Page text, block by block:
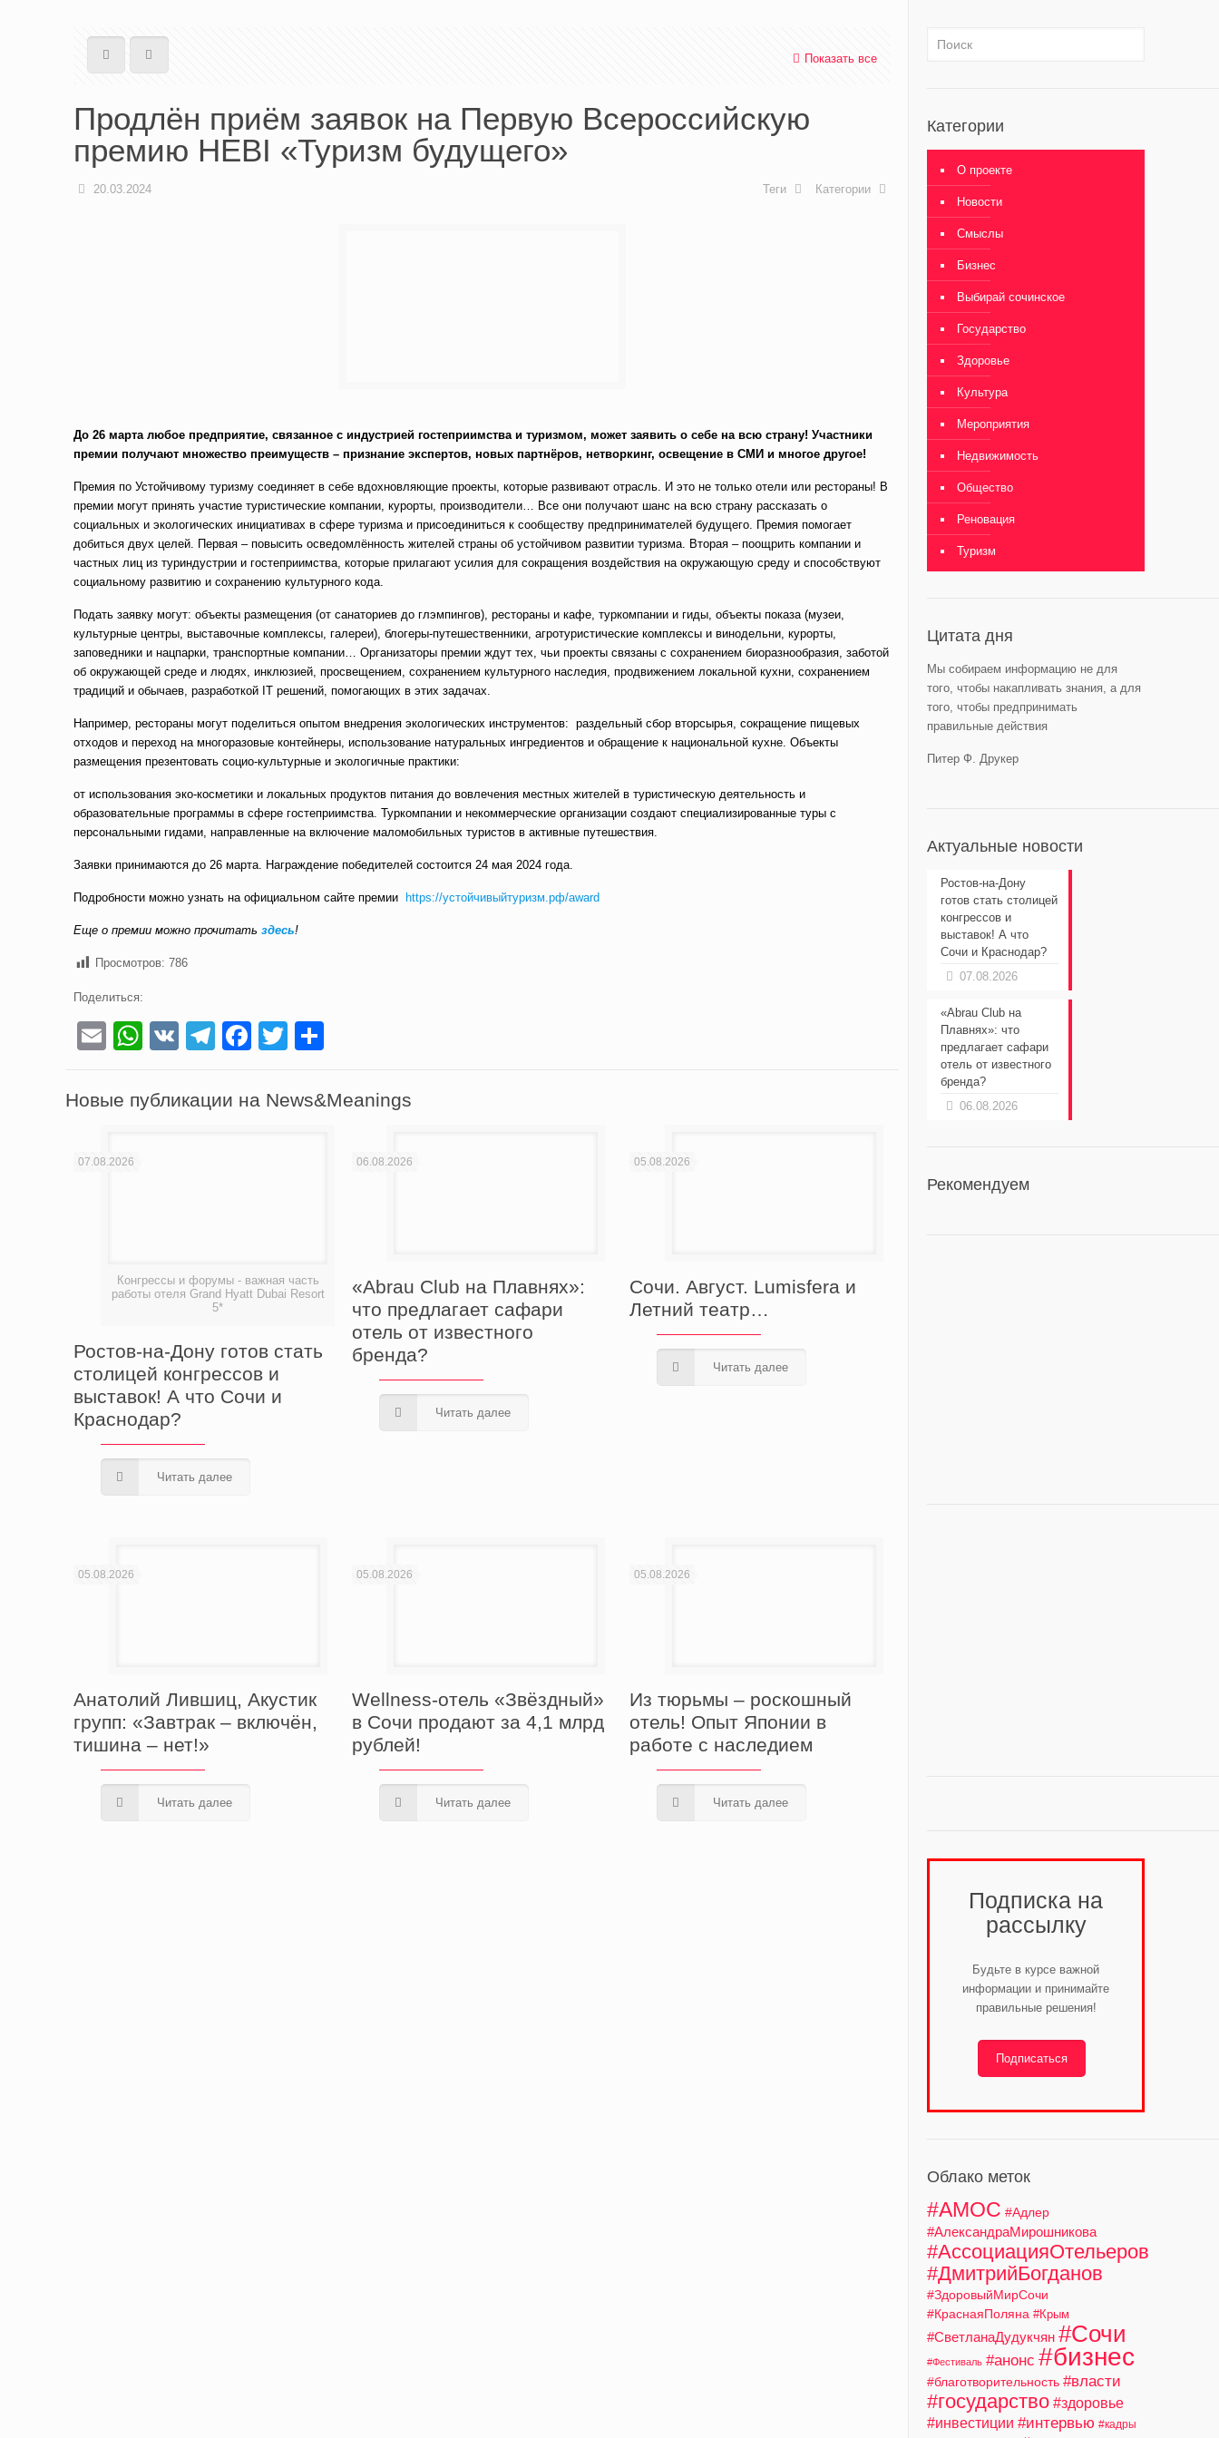
Показать все
Продлён приём заявок на Первую Всероссийскую
премию HEBI «Туризм будущего»
20.03.2024 Категории
Теги
До 26 марта любое предприятие, связанное с индустрией гостеприимства и туризмом, может заявить о себе на всю страну! Участники
премии получают множество преимуществ – признание экспертов, новых партнёров, нетворкинг, освещение в СМИ и многое другое!
Премия по Устойчивому туризму соединяет в себе вдохновляющие проекты, которые развивают отрасль. И это не только отели или рестораны! В
премии могут принять участие туристические компании, курорты, производители… Все они получают шанс на всю страну рассказать о
социальных и экологических инициативах в сфере туризма и присоединиться к сообществу предпринимателей будущего. Премия помогает
добиться двух целей. Первая – повысить осведомлённость жителей страны об устойчивом развитии туризма. Вторая – поощрить компании и
частных лиц из туриндустрии и гостеприимства, которые прилагают усилия для сокращения воздействия на окружающую среду и способствуют
социальному развитию и сохранению культурного кода.
Подать заявку могут: объекты размещения (от санаториев до глэмпингов), рестораны и кафе, туркомпании и гиды, объекты показа (музеи,
культурные центры, выставочные комплексы, галереи), блогеры-путешественники, агротуристические комплексы и винодельни, курорты,
заповедники и нацпарки, транспортные компании… Организаторы премии ждут тех, чьи проекты связаны с сохранением биоразнообразия, заботой
об окружающей среде и людях, инклюзией, просвещением, сохранением культурного наследия, продвижением локальной кухни, сохранением
традиций и обычаев, разработкой IT решений, помогающих в этих задачах.
Например, рестораны могут поделиться опытом внедрения экологических инструментов: раздельный сбор вторсырья, сокращение пищевых
отходов и переход на многоразовые контейнеры, использование натуральных ингредиентов и обращение к национальной кухне. Объекты
размещения презентовать социо-культурные и экологичные практики:
от использования эко-косметики и локальных продуктов питания до вовлечения местных жителей в туристическую деятельность и
образовательные программы в сфере гостеприимства. Туркомпании и некоммерческие организации создают специализированные туры с
персональными гидами, направленные на включение маломобильных туристов в активные путешествия.
Заявки принимаются до 26 марта. Награждение победителей состоится 24 мая 2024 года.
Подробности можно узнать на официальном сайте премии https://устойчивыйтуризм.рф/award
Еще о премии можно прочитатьздесь!
Просмотров: 786
Поделиться:
EmailWhatsApp
VK Telegram
Facebook
Twitter
Новые публикации на News&Meanings
Конгрессы и форумы - важная часть
работы отеля Grand Hyatt Dubai Resort
5*
07.08.2026
Ростов-на-Дону готов стать
столицей конгрессов и
выставок! А что Сочи и
Краснодар?
Читать далее
06.08.2026
«Abrau Club на Плавнях»:
что предлагает сафари
отель от известного
бренда?
Читать далее
05.08.2026
Сочи. Август. Lumisfera и
Летний театр…
Читать далее
05.08.2026
Анатолий Лившиц, Акустик
групп: «Завтрак – включён,
тишина – нет!»
Читать далее
05.08.2026
Wellness-отель «Звёздный»
в Сочи продают за 4,1 млрд
рублей!
Читать далее
05.08.2026
Из тюрьмы – роскошный
отель! Опыт Японии в
работе с наследием
Читать далее
Категории
О проекте
Новости
Смыслы
Бизнес
Выбирай сочинское
Государство
Здоровье
Культура
Мероприятия
Недвижимость
Общество
Реновация
Туризм
Цитата дня
Мы собираем информацию не для
того, чтобы накапливать знания, а для
того, чтобы предпринимать
правильные действия
Питер Ф. Друкер
Актуальные новости
Ростов-на-Дону
готов стать столицей
конгрессов и
выставок! А что
Сочи и Краснодар?
07.08.2026
«Abrau Club на
Плавнях»: что
предлагает сафари
отель от известного
бренда?
06.08.2026
Рекомендуем
Подписка на
рассылку
Будьте в курсе важной
информации и принимайте
правильные решения!
Подписаться
Облако меток
#АМОС #Адлер
#АлександраМирошникова
#АссоциацияОтельеров
#ДмитрийБогданов
#ЗдоровыйМирСочи
#КраснаяПоляна #Крым
#СветланаДудукчян #Сочи
#Фестиваль #анонс #бизнес
#благотворительность #власти
#государство #здоровье
#инвестиции #интервью #кадры